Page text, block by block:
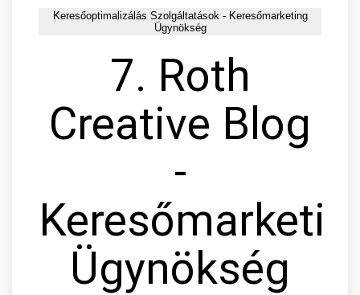
Keresőoptimalizálás Szolgáltatások - Keresőmarketing
Ügynökség
7. Roth
Creative Blog
-
Ügynökség